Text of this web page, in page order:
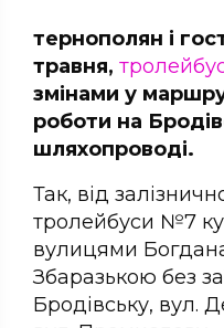
тернополян і
травня,
змінами у
роботи на
шляхопроводі.
Так, від
тролейбуси №7
вулицями
Збаразькою без
Бродівську, вул.